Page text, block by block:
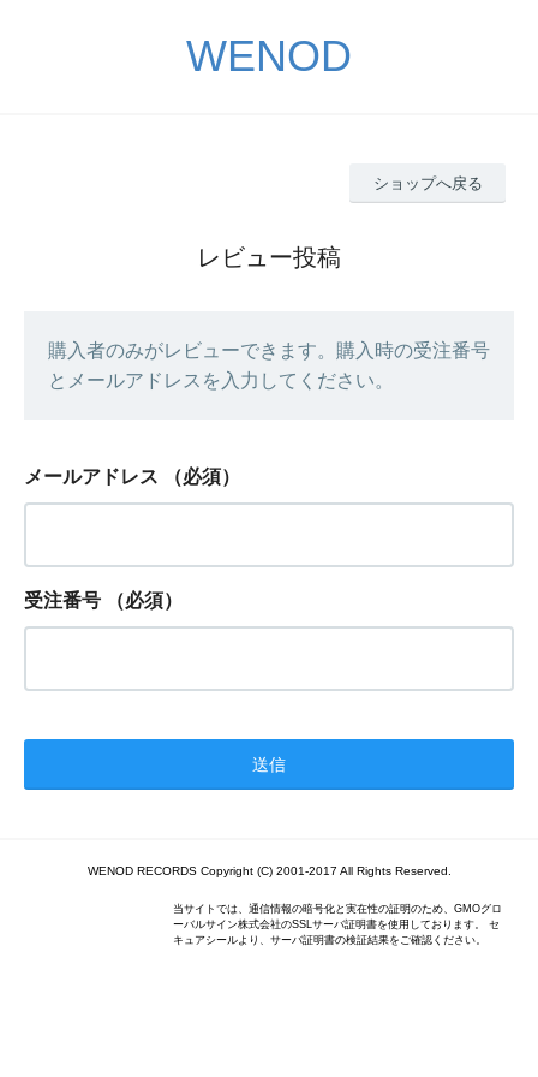
WENOD
ショップへ戻る
レビュー投稿
購入者のみがレビューできます。購入時の受注番号
とメールアドレスを入力してください。
メールアドレス （必須）
受注番号 （必須）
WENOD RECORDS Copyright (C) 2001-2017 All Rights Reserved.
当サイトでは、通信情報の暗号化と実在性の証明のため、GMOグロ
ーバルサイン株式会社のSSLサーバ証明書を使用しております。 セ
キュアシールより、サーバ証明書の検証結果をご確認ください。